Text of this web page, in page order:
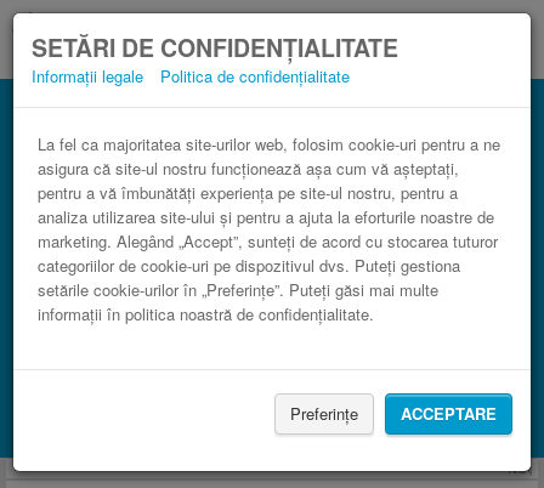
SETĂRI DE CONFIDENȚIALITATE
Informații legale Politica de confidențialitate
La fel ca majoritatea site-urilor web, folosim cookie-uri pentru a ne
asigura că site-ul nostru funcționează așa cum vă așteptați,
pentru a vă îmbunătăți experiența pe site-ul nostru, pentru a
analiza utilizarea site-ului și pentru a ajuta la eforturile noastre de
marketing. Alegând „Accept”, sunteți de acord cu stocarea tuturor
categoriilor de cookie-uri pe dispozitivul dvs. Puteți gestiona
setările cookie-urilor în „Preferințe”. Puteți găsi mai multe
informații în politica noastră de confidențialitate.
Preferințe ACCEPTARE
Curse Valencia, Spania
3 paşi către un bilet de autocar ieftin.
Caută cazare cu Booking.com
Anunţ